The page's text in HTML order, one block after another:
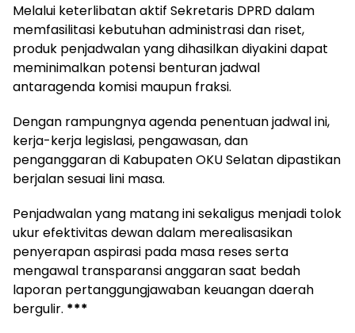
Melalui keterlibatan aktif Sekretaris DPRD dalam
memfasilitasi kebutuhan administrasi dan riset,
produk penjadwalan yang dihasilkan diyakini dapat
meminimalkan potensi benturan jadwal
antaragenda komisi maupun fraksi.
Dengan rampungnya agenda penentuan jadwal ini,
kerja-kerja legislasi, pengawasan, dan
penganggaran di Kabupaten OKU Selatan dipastikan
berjalan sesuai lini masa.
Penjadwalan yang matang ini sekaligus menjadi tolok
ukur efektivitas dewan dalam merealisasikan
penyerapan aspirasi pada masa reses serta
mengawal transparansi anggaran saat bedah
laporan pertanggungjawaban keuangan daerah
bergulir. ***